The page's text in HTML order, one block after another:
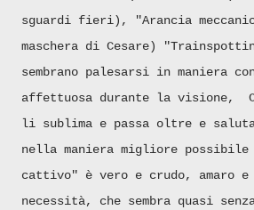
sguardi fieri), "Arancia
maschera di Cesare)
sembrano palesarsi in maniera
affettuosa durante la visione,
li sublima e passa oltre e
nella maniera migliore possibile
cattivo" è vero e crudo, amaro
necessità, che sembra quasi